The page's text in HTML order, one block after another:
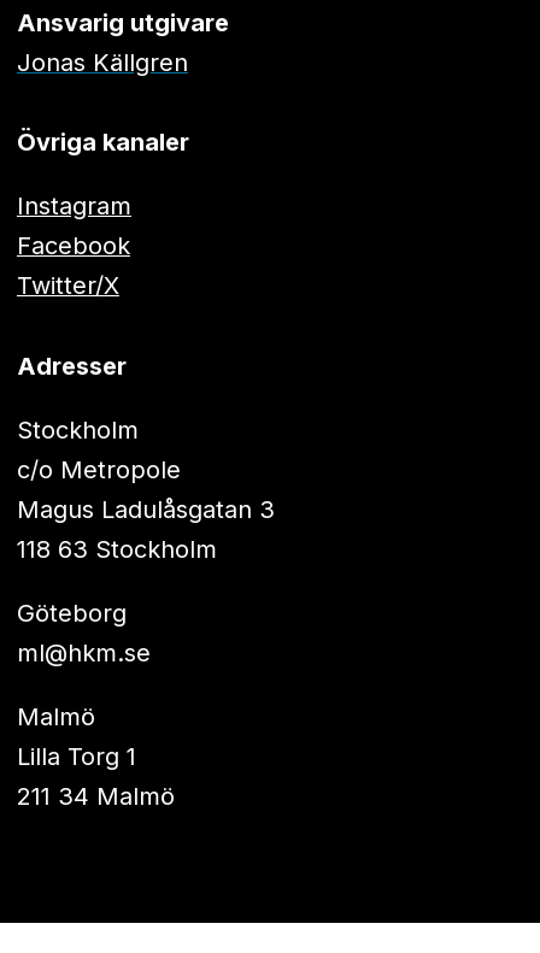
Ansvarig utgivare
Jonas Källgren
Övriga kanaler
Instagram
Facebook
Twitter/X
Adresser
Stockholm
c/o Metropole
Magus Ladulåsgatan 3
118 63 Stockholm
Göteborg
ml@hkm.se
Malmö
Lilla Torg 1
211 34 Malmö